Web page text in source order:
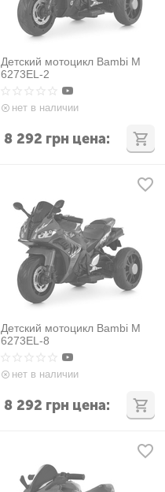
Детский мотоцикл Bambi M
6273EL-2
нет в наличии
8 292 грн цена:
Детский мотоцикл Bambi M
6273EL-8
нет в наличии
8 292 грн цена: